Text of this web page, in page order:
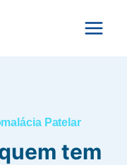
Patelar
tem